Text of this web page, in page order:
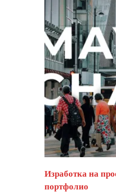
Изработка на
портфолио